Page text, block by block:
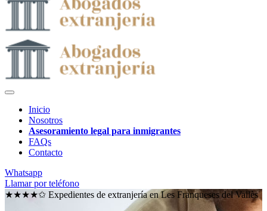
Inicio
Nosotros
Asesoramiento legal para inmigrantes
FAQs
Contacto
Whatsapp
Llamar por teléfono
★★★★✩ Expedientes de extranjería enLes Franqueses del Vallès